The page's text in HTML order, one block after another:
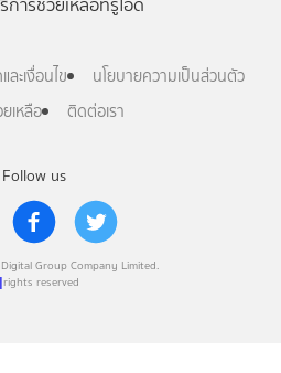
Follow us
Group Company Limited.
rights reserved
การช่วยเหลือทรูไอดี
ะเงื่อนไข
นโยบายความเป็นส่วนตัว
เหลือ
ติดต่อเรา